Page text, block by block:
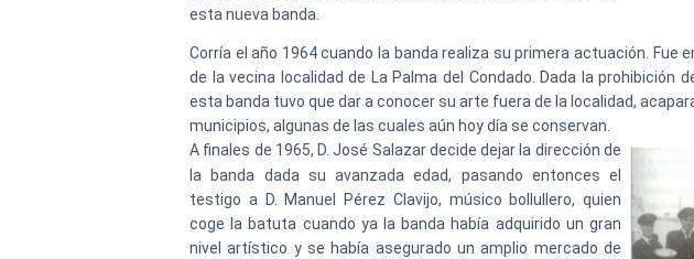
esta nueva banda.
Corría el año 1964 cuando la banda realiza su primera actuación. Fue
de la vecina localidad de La Palma del Condado. Dada la prohibición
esta banda tuvo que dar a conocer su arte fuera de la localidad,
municipios, algunas de las cuales aún hoy día se conservan.
A finales de 1965, D. José Salazar decide dejar la dirección de
la banda dada su avanzada edad, pasando entonces el
testigo a D. Manuel Pérez Clavijo, músico bollullero, quien
coge la batuta cuando ya la banda había adquirido un gran
nivel artístico y se había asegurado un amplio mercado de